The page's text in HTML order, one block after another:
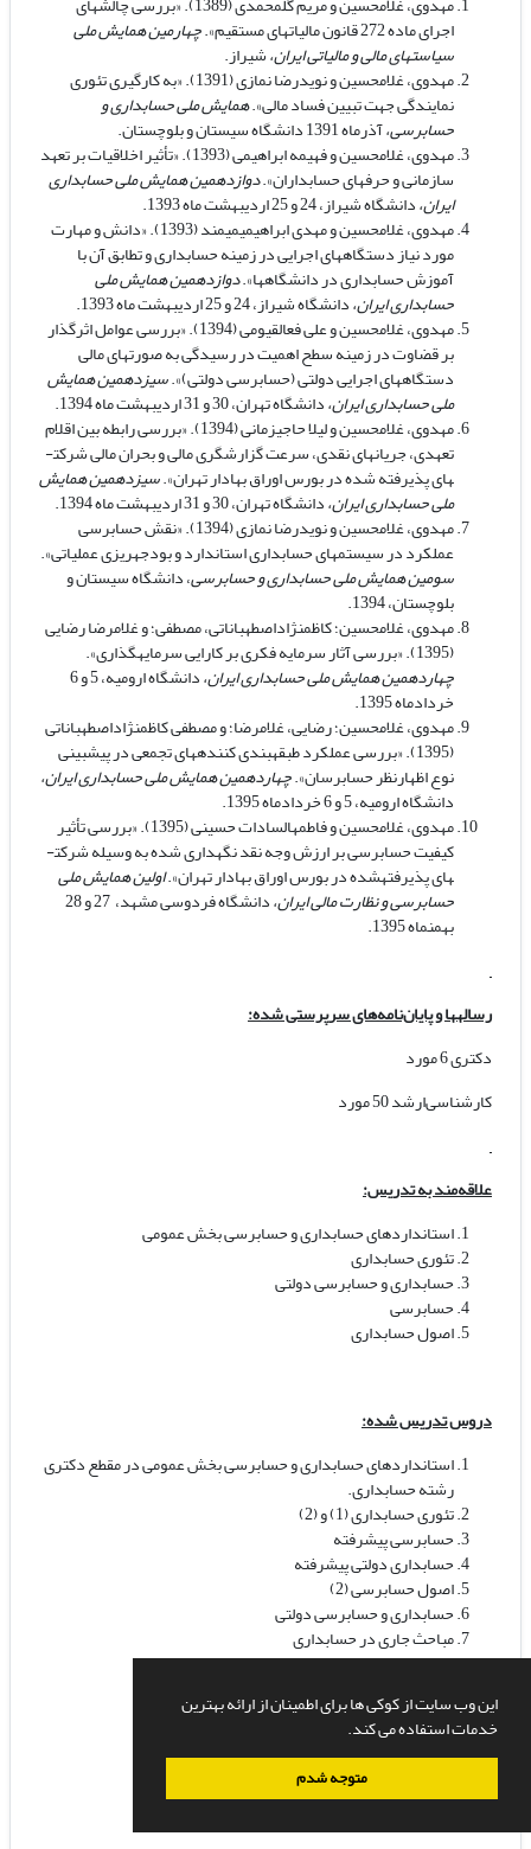
این وب سایت از کوکی ها برای اطمینان از ارائه بهترین
خدمات استفاده می کند.
متوجه شدم
اجرای ماده 272 قانون مالیات­های مستقیم». چهارمین همایش ملی
سیاست­های مالی و مالیاتی ایران،شیراز.
مهدوی، غلامحسین و نویدرضا نمازی (1391). «به کارگیری تئوری
نمایندگی جهت تبیین فساد مالی».همایش ملی حسابداری و
حسابرسی،آذرماه 1391 دانشگاه سیستان و بلوچستان.
مهدوی، غلامحسین و فهیمه ابراهیمی (1393). «تأثیر اخلاقیات بر تعهد
سازمانی و حرفه­ای حسابداران».دوازدهمین همایش ملی حسابداری
ایران،دانشگاه شیراز، 24 و 25 اردیبهشت ماه 1393.
مهدوی، غلامحسین و مهدی ابراهیمی­میمند (1393). «دانش و مهارت
مورد نیاز دستگاه­های اجرایی در زمینه حسابداری و تطابق آن با
آموزش حسابداری در دانشگاه­ها».دوازدهمین همایش ملی
حسابداری ایران،دانشگاه شیراز، 24 و 25 اردیبهشت ماه 1393.
مهدوی، غلامحسین و علی فعال­قیومی (1394). «بررسی عوامل اثرگذار
بر قضاوت در زمینه سطح اهمیت در رسیدگی به صورت­های مالی
دستگاه­های اجرایی دولتی (حسابرسی دولتی)».سیزدهمین همایش
ملی حسابداری ایران،دانشگاه تهران، 30 و 31 اردیبهشت ماه 1394.
مهدوی، غلامحسین و لیلا حاجی­زمانی (1394). «بررسی رابطه بین اقلام
تعهدی، جریان­های نقدی، سرعت گزارشگری مالی و بحران مالی شرکت­
های پذیرفته شده در بورس اوراق بهادار تهران».سیزدهمین همایش
ملی حسابداری ایران،دانشگاه تهران، 30 و 31 اردیبهشت ماه 1394.
مهدوی، غلامحسین و نویدرضا نمازی (1394). «نقش حسابرسی
عملکرد در سیستم­های حسابداری استاندارد و بودجه­ریزی عملیاتی».
سومین همایش ملی حسابداری و حسابرسی، دانشگاه سیستان و
بلوچستان، 1394.
مهدوی، غلامحسین؛ کاظم­نژاداصطهباناتی، مصطفی؛ و غلامرضا رضایی
(1395). «بررسی آثار سرمایه فکری بر کارایی سرمایه­گذاری».
چهاردهمین همایش ملی حسابداری ایران، دانشگاه ارومیه، 5 و 6
خردادماه 1395.
مهدوی، غلامحسین؛ رضایی، غلامرضا؛ و مصطفی کاظم­نژاداصطهباناتی
(1395). «بررسی عملکرد طبقه­بندی کننده­های تجمعی در پیش­بینی
نوع اظهارنظر حسابرسان».چهاردهمین همایش ملی حسابداری ایران،
دانشگاه ارومیه، 5 و 6 خردادماه 1395.
مهدوی، غلامحسین و فاطمه­السادات حسینی (1395). «بررسی تأثیر
کیفیت حسابرسی بر ارزش وجه نقد نگهداری شده به وسیله شرکت­
های پذیرفته­شده در بورس اوراق بهادار تهران».اولین همایش ملی
حسابرسی و نظارت مالی ایران، دانشگاه فردوسی مشهد، 27 و 28
بهمن­ماه 1395.
رساله­ها و پایان‌نامه‌های سرپرستی شده:
دکتری 6 مورد
کارشناسی‌ارشد 50 مورد
علاقه‌مند به تدریس:
استانداردهای حسابداری و حسابرسی بخش عمومی
تئوری حسابداری
حسابداری و حسابرسی دولتی
حسابرسی
اصول حسابداری
دروس تدریس شده:
استانداردهای حسابداری و حسابرسی بخش عمومی در مقطع دکتری
رشته حسابداری.
تئوری حسابداری (1) و (2)
حسابرسی پیشرفته
حسابداری دولتی پیشرفته
اصول حسابرسی (2)
حسابداری و حسابرسی دولتی
مباحث جاری در حسابداری
زبان تخصصی (2)
اصول حسابداری (1) و (2)
حسابداری دولتی تطبیقی
اصول تنظیم و کنترل بودجه دولتی